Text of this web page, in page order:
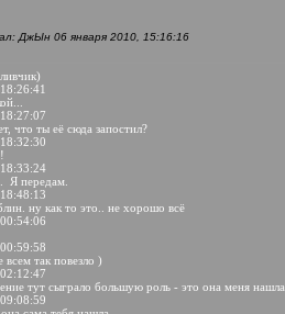
ДжЫн 06 января 2010, 15:16:16
что ты её сюда запостил?
Я передам.
ну как то это.. не хорошо всё
всем так повезло )
тут сыграло большую роль - это она меня нашла.